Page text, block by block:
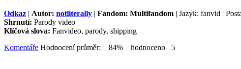
Odkaz | Autor: notliterally | Fandom: Multifandom | Jazyk: fanvid |
Shrnutí: Parody video
Klíčová slova: Fanvideo, parody, shipping
Komentáře Hodnocení průměr: 84% hodnoceno 5